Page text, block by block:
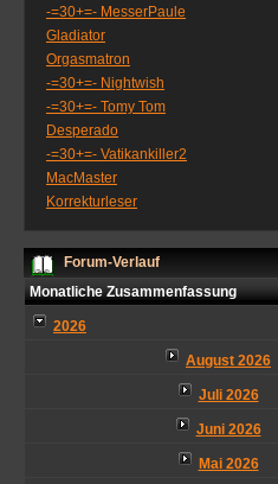
-=30+=- MesserPaule
Gladiator
Orgasmatron
-=30+=- Nightwish
-=30+=- Tomy Tom
Desperado
-=30+=- Vatikankiller2
MacMaster
Korrekturleser
Forum-Verlauf
Monatliche Zusammenfassung
2026
August 2026
Juli 2026
Juni 2026
Mai 2026